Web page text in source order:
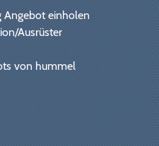
Angebot einholen
Ausrüster
von hummel